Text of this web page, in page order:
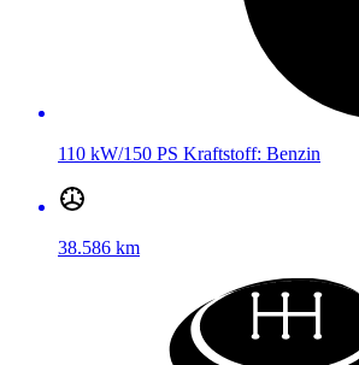
110 kW/150 PS Kraftstoff: Benzin
38.586 km